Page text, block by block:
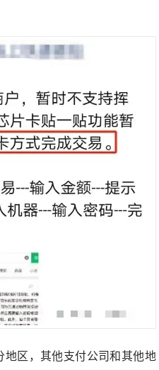
区，其他支付公司和其他地